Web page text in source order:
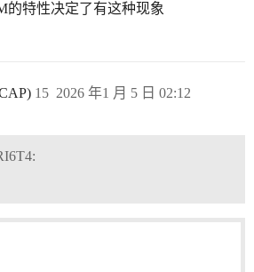
的特性决定了有这种现象
2026 年1 月 5 日 02:12
15